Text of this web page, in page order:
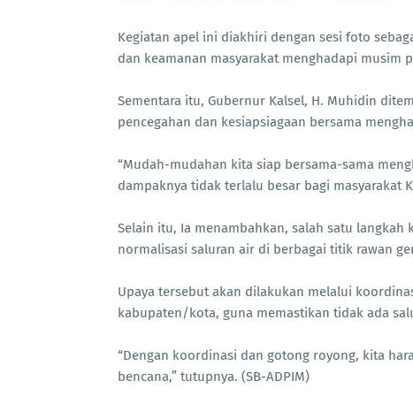
Kegiatan apel ini diakhiri dengan sesi foto
dan keamanan masyarakat menghadapi musim
Sementara itu, Gubernur Kalsel, H. Muhidin
pencegahan dan kesiapsiagaan bersama
“Mudah-mudahan kita siap bersama-sama
dampaknya tidak terlalu besar bagi masyarakat
Selain itu, Ia menambahkan, salah satu
normalisasi saluran air di berbagai titik rawan
Upaya tersebut akan dilakukan melalui
kabupaten/kota, guna memastikan tidak ada
“Dengan koordinasi dan gotong royong, kita
bencana,” tutupnya. (SB-ADPIM)